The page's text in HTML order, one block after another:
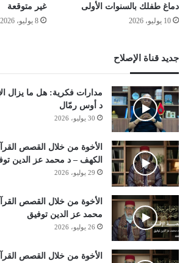
دماغ طفلك بالسنوات الأولى
10 يوليو، 2026
غير متوقعة
8 يوليو، 2026
جديد قناة الإصلاح
مدارات فكرية: هل ما يزال
د أوس رمّال
30 يوليو، 2026
الأخوة من خلال القصص
الكهف – د محمد عز الدين
29 يوليو، 2026
الأخوة من خلال القصص
محمد عز الدين توفيق
26 يوليو، 2026
الأخوة من خلال القصص